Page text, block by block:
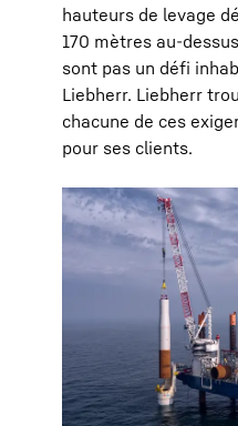
hauteurs de levage
170 mètres au-
sont pas un défi
Liebherr. Liebherr
chacune de ces
pour ses clients.